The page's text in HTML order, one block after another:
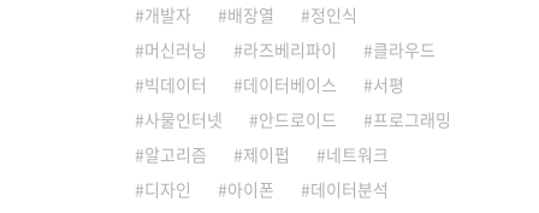
개발자 배장열
정인식
머신러닝
라즈베리파이
클라우드
빅데이터
데이터베이스
서평
사물인터넷
안드로이드
프로그래밍
알고리즘
제이펍
네트워크
디자인
아이폰
데이터분석